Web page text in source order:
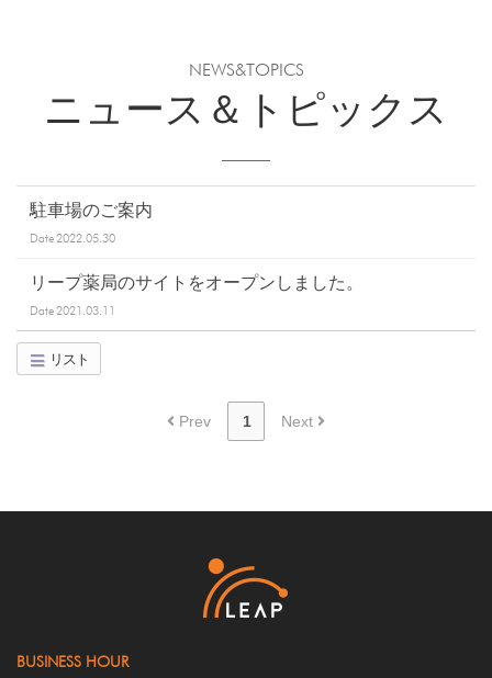
NEWS&TOPICS
ニュース＆トピックス
駐車場のご案内
Date2022.05.30
リープ薬局のサイトをオープンしました。
Date2021.03.11
リスト
Prev 1 Next
BUSINESS HOUR